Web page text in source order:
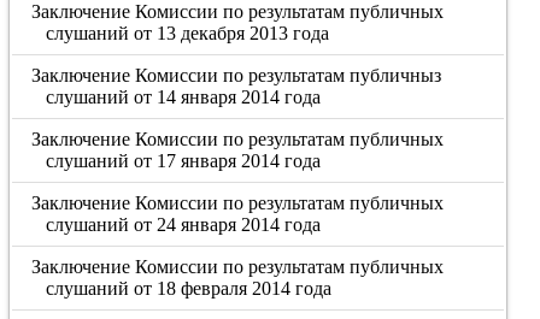
Заключение Комиссии по результатам публичных
слушаний от 13 декабря 2013 года
Заключение Комиссии по результатам публичныз
слушаний от 14 января 2014 года
Заключение Комиссии по результатам публичных
слушаний от 17 января 2014 года
Заключение Комиссии по результатам публичных
слушаний от 24 января 2014 года
Заключение Комиссии по результатам публичных
слушаний от 18 февраля 2014 года